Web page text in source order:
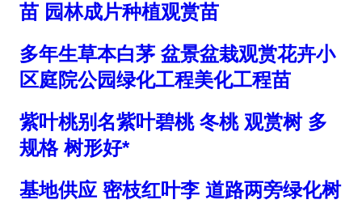
苗 园林成片种植观赏苗
多年生草本白茅 盆景盆栽观赏花卉小
区庭院公园绿化工程美化工程苗
紫叶桃别名紫叶碧桃 冬桃 观赏树 多
规格 树形好*
基地供应 密枝红叶李 道路两旁绿化树